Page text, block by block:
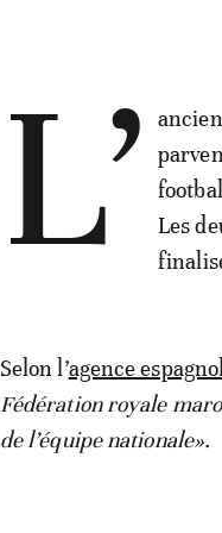
L’
Les
Selon l’agence
Fédération royale
de l’équipe nationale».